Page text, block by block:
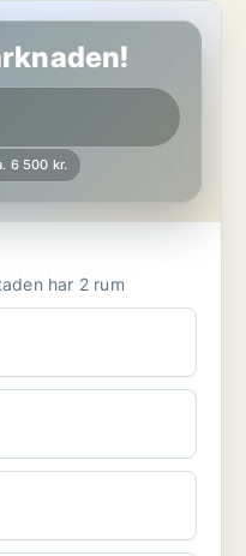
6 500 kr.
hyra i Borås Bostaden har 2 rum